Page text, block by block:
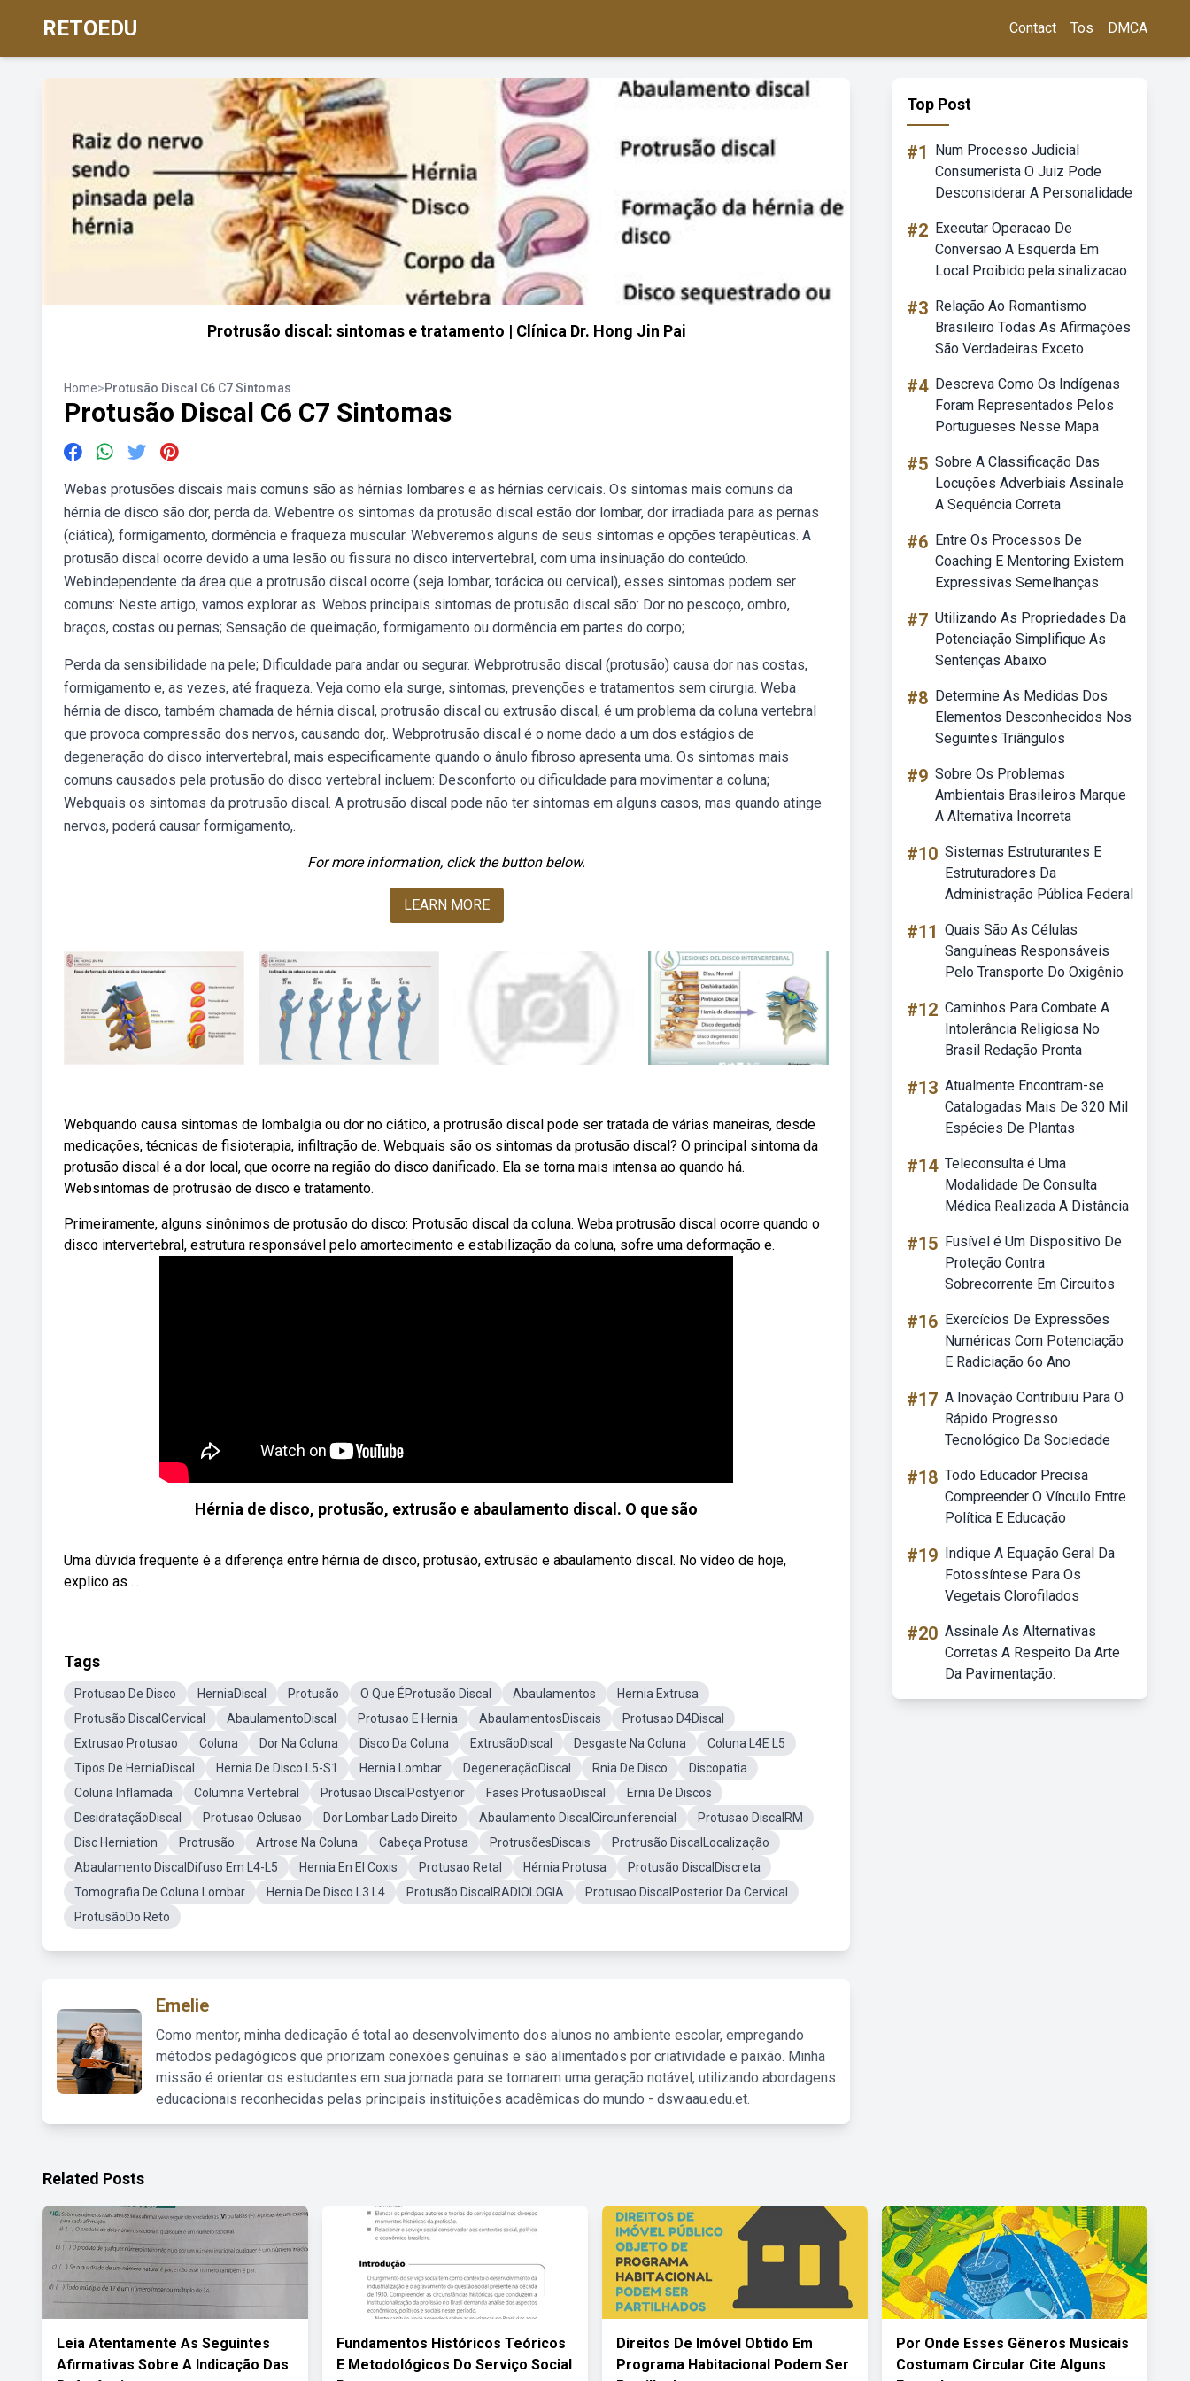
RETOEDU Contact Tos DMCA
Protrusão discal: sintomas e tratamento | Clínica Dr. Hong Jin Pai
Home>Protusão Discal C6 C7 Sintomas
Protusão Discal C6 C7 Sintomas
Webas protusões discais mais comuns são as hérnias lombares e as hérnias cervicais. Os sintomas mais comuns da
hérnia de disco são dor, perda da. Webentre os sintomas da protusão discal estão dor lombar, dor irradiada para as pernas
(ciática), formigamento, dormência e fraqueza muscular. Webveremos alguns de seus sintomas e opções terapêuticas. A
protusão discal ocorre devido a uma lesão ou fissura no disco intervertebral, com uma insinuação do conteúdo.
Webindependente da área que a protrusão discal ocorre (seja lombar, torácica ou cervical), esses sintomas podem ser
comuns: Neste artigo, vamos explorar as. Webos principais sintomas de protusão discal são: Dor no pescoço, ombro,
braços, costas ou pernas; Sensação de queimação, formigamento ou dormência em partes do corpo;
Perda da sensibilidade na pele; Dificuldade para andar ou segurar. Webprotrusão discal (protusão) causa dor nas costas,
formigamento e, as vezes, até fraqueza. Veja como ela surge, sintomas, prevenções e tratamentos sem cirurgia. Weba
hérnia de disco, também chamada de hérnia discal, protrusão discal ou extrusão discal, é um problema da coluna vertebral
que provoca compressão dos nervos, causando dor,. Webprotrusão discal é o nome dado a um dos estágios de
degeneração do disco intervertebral, mais especificamente quando o ânulo fibroso apresenta uma. Os sintomas mais
comuns causados pela protusão do disco vertebral incluem: Desconforto ou dificuldade para movimentar a coluna;
Webquais os sintomas da protrusão discal. A protrusão discal pode não ter sintomas em alguns casos, mas quando atinge
nervos, poderá causar formigamento,.
For more information, click the button below.
LEARN MORE
Webquando causa sintomas de lombalgia ou dor no ciático, a protrusão discal pode ser tratada de várias maneiras, desde
medicações, técnicas de fisioterapia, infiltração de. Webquais são os sintomas da protusão discal? O principal sintoma da
protusão discal é a dor local, que ocorre na região do disco danificado. Ela se torna mais intensa ao quando há.
Websintomas de protrusão de disco e tratamento.
Primeiramente, alguns sinônimos de protusão do disco: Protusão discal da coluna. Weba protrusão discal ocorre quando o
disco intervertebral, estrutura responsável pelo amortecimento e estabilização da coluna, sofre uma deformação e.
Hérnia de disco, protusão, extrusão e abaulamento discal. O que são
Uma dúvida frequente é a diferença entre hérnia de disco, protusão, extrusão e abaulamento discal. No vídeo de hoje,
explico as ...
Tags
Protusao De Disco HerniaDiscal Protusão O Que ÉProtusão Discal Abaulamentos
Hernia Extrusa
Protusão DiscalCervical
AbaulamentoDiscal Protusao E Hernia AbaulamentosDiscais
Protusao D4Discal
Extrusao Protusao
Coluna Dor Na Coluna Disco Da Coluna ExtrusãoDiscal Desgaste Na Coluna
Coluna L4E L5
Tipos De HerniaDiscal
Hernia De Disco L5-S1 Hernia Lombar DegeneraçãoDiscal Rnia De Disco
Discopatia
Coluna Inflamada
Columna Vertebral Protusao DiscalPostyerior Fases ProtusaoDiscal
Ernia De Discos
DesidrataçãoDiscal
Protusao Oclusao Dor Lombar Lado Direito Abaulamento DiscalCircunferencial
Protusao DiscalRM
Disc Herniation
Protrusão Artrose Na Coluna Cabeça Protusa ProtrusõesDiscais
Protrusão DiscalLocalização
Abaulamento DiscalDifuso Em L4-L5
Hernia En El Coxis Protusao Retal Hérnia Protusa
Protusão DiscalDiscreta
Tomografia De Coluna Lombar
Hernia De Disco L3 L4 Protusão DiscalRADIOLOGIA
Protusao DiscalPosterior Da Cervical
ProtusãoDo Reto
Emelie
Como mentor, minha dedicação é total ao desenvolvimento dos alunos no ambiente escolar, empregando
métodos pedagógicos que priorizam conexões genuínas e são alimentados por criatividade e paixão. Minha
missão é orientar os estudantes em sua jornada para se tornarem uma geração notável, utilizando abordagens
educacionais reconhecidas pelas principais instituições acadêmicas do mundo - dsw.aau.edu.et.
Top Post
#1
Num Processo Judicial
Consumerista O Juiz Pode
Desconsiderar A Personalidade
#2 Executar Operacao De
Conversao A Esquerda Em
Local Proibido.pela.sinalizacao
#3 Relação Ao Romantismo
Brasileiro Todas As Afirmações
São Verdadeiras Exceto
#4 Descreva Como Os Indígenas
Foram Representados Pelos
Portugueses Nesse Mapa
#5 Sobre A Classificação Das
Locuções Adverbiais Assinale
A Sequência Correta
#6 Entre Os Processos De
Coaching E Mentoring Existem
Expressivas Semelhanças
#7 Utilizando As Propriedades Da
Potenciação Simplifique As
Sentenças Abaixo
#8 Determine As Medidas Dos
Elementos Desconhecidos Nos
Seguintes Triângulos
#9 Sobre Os Problemas
Ambientais Brasileiros Marque
A Alternativa Incorreta
#10 Sistemas Estruturantes E
Estruturadores Da
Administração Pública Federal
#11 Quais São As Células
Sanguíneas Responsáveis
Pelo Transporte Do Oxigênio
#12 Caminhos Para Combate A
Intolerância Religiosa No
Brasil Redação Pronta
#13 Atualmente Encontram-se
Catalogadas Mais De 320 Mil
Espécies De Plantas
#14 Teleconsulta é Uma
Modalidade De Consulta
Médica Realizada A Distância
#15 Fusível é Um Dispositivo De
Proteção Contra
Sobrecorrente Em Circuitos
#16 Exercícios De Expressões
Numéricas Com Potenciação
E Radiciação 6o Ano
#17 A Inovação Contribuiu Para O
Rápido Progresso
Tecnológico Da Sociedade
#18 Todo Educador Precisa
Compreender O Vínculo Entre
Política E Educação
#19 Indique A Equação Geral Da
Fotossíntese Para Os
Vegetais Clorofilados
#20 Assinale As Alternativas
Corretas A Respeito Da Arte
Da Pavimentação:
Related Posts
Leia Atentamente As Seguintes
Afirmativas Sobre A Indicação Das
Fundamentos Históricos Teóricos
E Metodológicos Do Serviço Social
Direitos De Imóvel Obtido Em
Programa Habitacional Podem Ser
Por Onde Esses Gêneros Musicais
Costumam Circular Cite Alguns